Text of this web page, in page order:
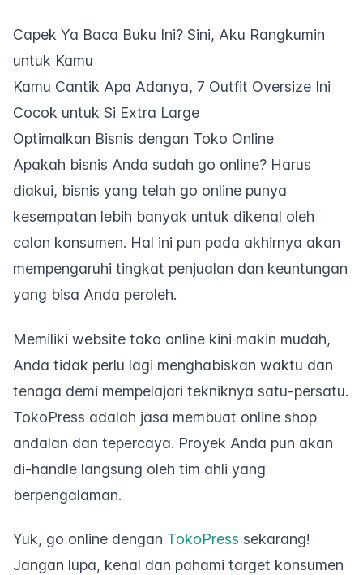
Capek Ya Baca Buku Ini? Sini, Aku Rangkumin
untuk Kamu
Kamu Cantik Apa Adanya, 7 Outfit Oversize Ini
Cocok untuk Si Extra Large
Optimalkan Bisnis dengan Toko Online
Apakah bisnis Anda sudah go online? Harus
diakui, bisnis yang telah go online punya
kesempatan lebih banyak untuk dikenal oleh
calon konsumen. Hal ini pun pada akhirnya akan
mempengaruhi tingkat penjualan dan keuntungan
yang bisa Anda peroleh.
Memiliki website toko online kini makin mudah,
Anda tidak perlu lagi menghabiskan waktu dan
tenaga demi mempelajari tekniknya satu-persatu.
TokoPress adalah jasa membuat online shop
andalan dan tepercaya. Proyek Anda pun akan
di-handle langsung oleh tim ahli yang
berpengalaman.
Yuk, go online dengan TokoPress sekarang!
Jangan lupa, kenal dan pahami target konsumen